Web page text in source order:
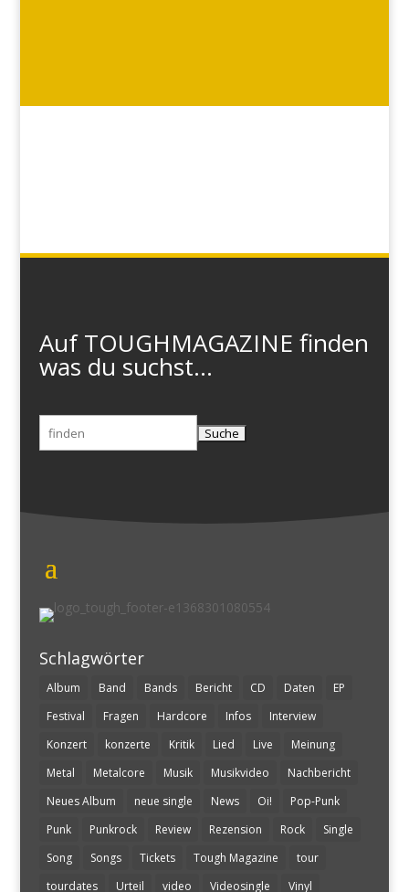
Auf TOUGHMAGAZINE finden
was du suchst...
Suchen
nach:
Schlagwörter
Album Band Bands Bericht CD Daten
EP
Festival
Fragen Hardcore Infos
Interview
Konzert
konzerte Kritik Lied Live
Meinung
Metal
Metalcore Musik Musikvideo
Nachbericht
Neues Album
neue single News Oi!
Pop-Punk
Punk
Punkrock Review Rezension Rock
Single
Song
Songs Tickets Tough Magazine
tour
tourdates
Urteil video Videosingle Vinyl